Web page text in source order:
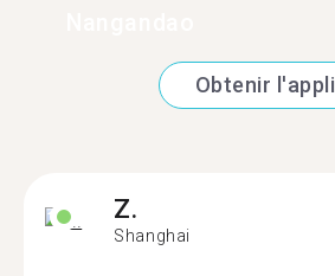
Obtenir l'appli
Z.
Shanghai